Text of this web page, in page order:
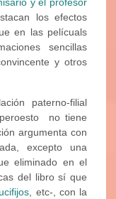
y el profesor
los efectos
en las pelícuals
sencillas
y otros
paterno-filial
no tiene
argumenta con
excepto una
eliminado en el
del libro sí que
, etc-, con la